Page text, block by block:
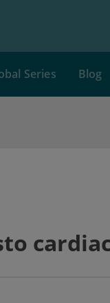
Series Blog